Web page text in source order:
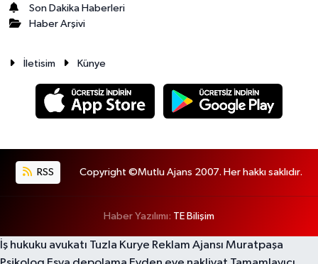
Son Dakika Haberleri
Haber Arşivi
İletisim Künye
RSS Copyright ©Mutlu Ajans 2007. Her hakkı saklıdır.
Haber Yazılımı: TE Bilişim
İş hukuku avukatı Tuzla Kurye Reklam Ajansı Muratpaşa